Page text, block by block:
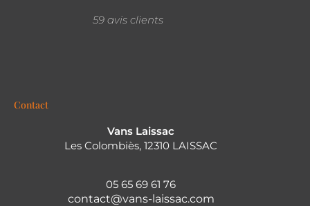
59 avis clients
Contact
Vans Laissac
Les Colombiès, 12310 LAISSAC
05 65 69 61 76
contact@vans-laissac.com